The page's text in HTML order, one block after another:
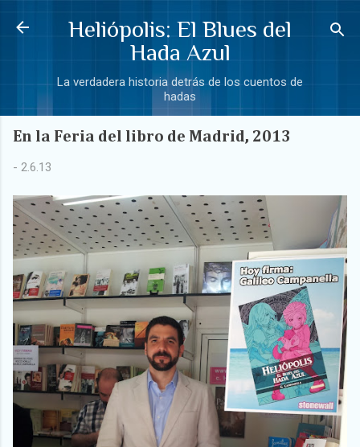
Ir al contenido principal
Heliópolis: El Blues del
Hada Azul
La verdadera historia detrás de los cuentos de
hadas
En la Feria del libro de Madrid, 2013
- 2.6.13